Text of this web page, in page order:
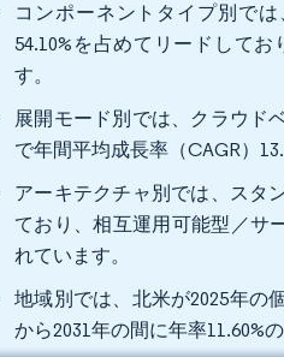
コンポーネントタイプ別で
54.10%を占めてリードして
す。
展開モード別では、クラウド
で年間平均成長率（CAGR）
アーキテクチャ別では、スタ
ており、相互運用可能型／サ
れています。
地域別では、北米が2025年の
から2031年の間に年率11.60%